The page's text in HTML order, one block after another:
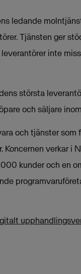
ledande
Tjänsten ger
inte
största
och säljare
och tjänster
Koncernen verkar i
kunder och en